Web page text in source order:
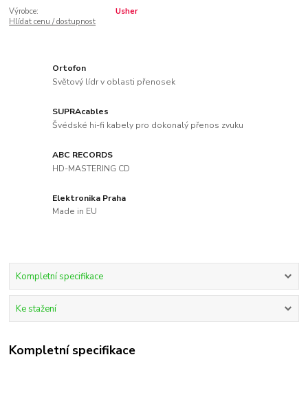
Výrobce:
Usher
Hlídat cenu / dostupnost
Ortofon
Světový lídr v oblasti přenosek
SUPRAcables
Švédské hi-fi kabely pro dokonalý přenos zvuku
ABC RECORDS
HD-MASTERING CD
Elektronika Praha
Made in EU
Kompletní specifikace
Ke stažení
Kompletní specifikace